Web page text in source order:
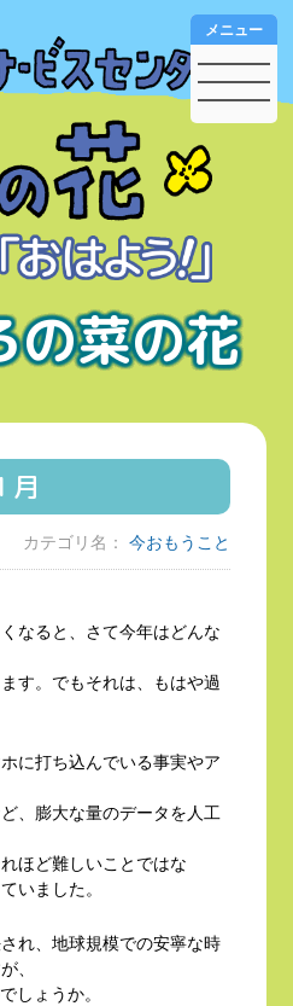
の菜の花
メニュー
月
カテゴリ名： 今おもうこと
なると、さて今年はどんな
す。でもそれは、もはや過
に打ち込んでいる事実やア
、膨大な量のデータを人工
ほど難しいことではな
いました。
れ、地球規模での安寧な時
が、
しょうか。